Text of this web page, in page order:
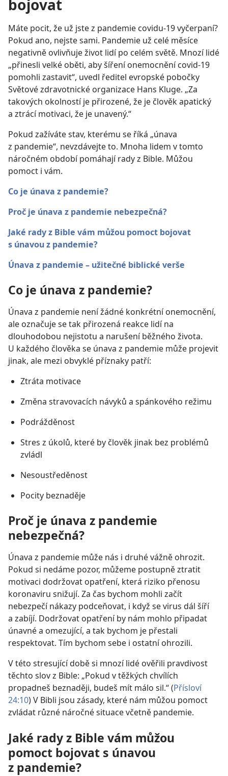
bojovat
Máte pocit, že už jste z pandemie covidu-19 vyčerpaní?
Pokud ano, nejste sami. Pandemie už celé měsíce
negativně ovlivňuje život lidí po celém světě. Mnozí lidé
„přinesli velké oběti, aby šíření onemocnění covid-19
pomohli zastavit“, uvedl ředitel evropské pobočky
Světové zdravotnické organizace Hans Kluge. „Za
takových okolností je přirozené, že je člověk apatický
a ztrácí motivaci, že je unavený.“
Pokud zažíváte stav, kterému se říká „únava
z pandemie“, nevzdávejte to. Mnoha lidem v tomto
náročném období pomáhají rady z Bible. Můžou
pomoct i vám.
Co je únava z pandemie?
Proč je únava z pandemie nebezpečná?
Jaké rady z Bible vám můžou pomoct bojovat
s únavou z pandemie?
Únava z pandemie – užitečné biblické verše
Co je únava z pandemie?
Únava z pandemie není žádné konkrétní onemocnění,
ale označuje se tak přirozená reakce lidí na
dlouhodobou nejistotu a narušení běžného života.
U každého člověka se únava z pandemie může projevit
jinak, ale mezi obvyklé příznaky patří:
Ztráta motivace
Změna stravovacích návyků a spánkového režimu
Podrážděnost
Stres z úkolů, které by člověk jinak bez problémů
zvládl
Nesoustředěnost
Pocity beznaděje
Proč je únava z pandemie
nebezpečná?
Únava z pandemie může nás i druhé vážně ohrozit.
Pokud si nedáme pozor, můžeme postupně ztratit
motivaci dodržovat opatření, která riziko přenosu
koronaviru snižují. Za čas bychom mohli začít
nebezpečí nákazy podceňovat, i když se virus dál šíří
a zabíjí. Dodržovat opatření by nám mohlo připadat
únavné a omezující, a tak bychom je přestali
respektovat. Tím bychom sebe i ostatní ohrozili.
V této stresující době si mnozí lidé ověřili pravdivost
těchto slov z Bible: „Pokud v těžkých chvílích
propadneš beznaději, budeš mít málo sil.“ (Přísloví
24:10) V Bibli jsou zásady, které nám můžou pomoct
zvládat různé náročné situace včetně pandemie.
Jaké rady z Bible vám můžou
pomoct bojovat s únavou
z pandemie?